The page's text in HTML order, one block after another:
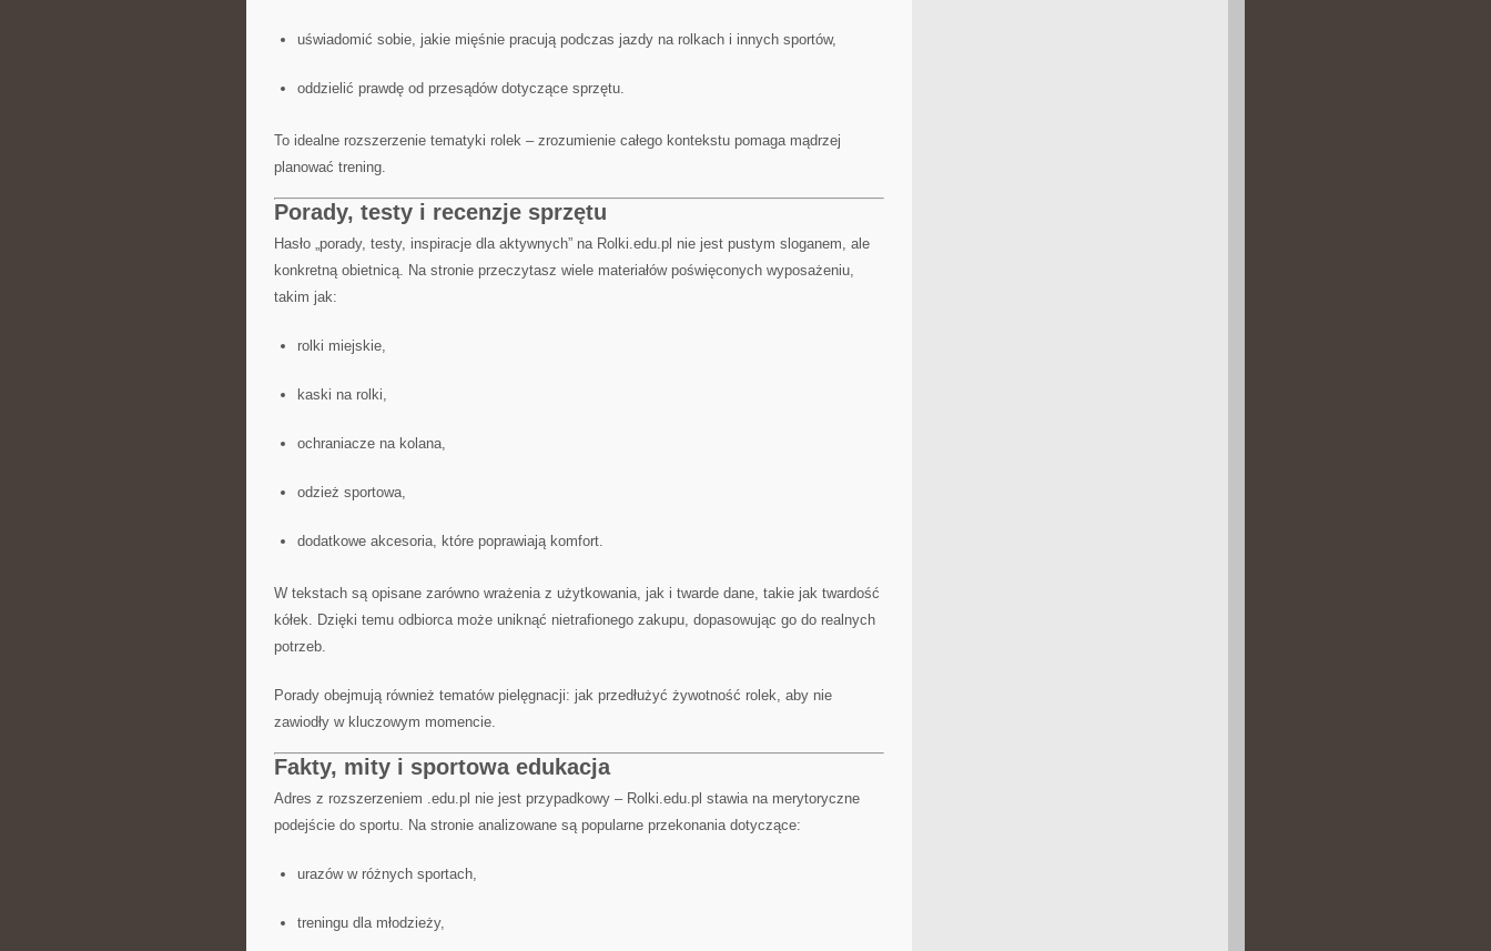
uświadomić sobie, jakie mięśnie pracują podczas jazdy na rolkach i innych sportów,
oddzielić prawdę od przesądów dotyczące sprzętu.
To idealne rozszerzenie tematyki rolek – zrozumienie całego kontekstu pomaga mądrzej
planować trening.
Porady, testy i recenzje sprzętu
Hasło „porady, testy, inspiracje dla aktywnych” na Rolki.edu.pl nie jest pustym sloganem, ale
konkretną obietnicą. Na stronie przeczytasz wiele materiałów poświęconych wyposażeniu,
takim jak:
rolki miejskie,
kaski na rolki,
ochraniacze na kolana,
odzież sportowa,
dodatkowe akcesoria, które poprawiają komfort.
W tekstach są opisane zarówno wrażenia z użytkowania, jak i twarde dane, takie jak twardość
kółek. Dzięki temu odbiorca może uniknąć nietrafionego zakupu, dopasowując go do realnych
potrzeb.
Porady obejmują również tematów pielęgnacji: jak przedłużyć żywotność rolek, aby nie
zawiodły w kluczowym momencie.
Fakty, mity i sportowa edukacja
Adres z rozszerzeniem .edu.pl nie jest przypadkowy – Rolki.edu.pl stawia na merytoryczne
podejście do sportu. Na stronie analizowane są popularne przekonania dotyczące:
urazów w różnych sportach,
treningu dla młodzieży,